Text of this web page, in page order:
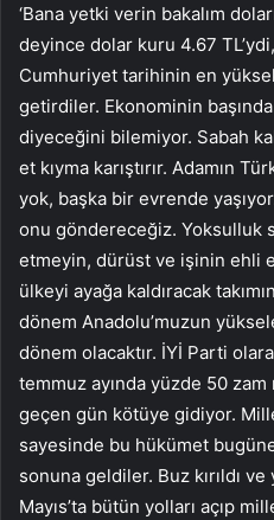
‘Bana yetki verin bakalım
deyince dolar kuru 4.67
Cumhuriyet tarihinin en yüksek
getirdiler. Ekonominin
diyeceğini bilemiyor. Sabah
et kıyma karıştırır. Adamın
yok, başka bir evrende
onu göndereceğiz. Yoksulluk
etmeyin, dürüst ve işinin ehli
ülkeyi ayağa kaldıracak
dönem Anadolu’muzun
dönem olacaktır. İYİ Parti
temmuz ayında yüzde 50
geçen gün kötüye gidiyor.
sayesinde bu hükümet
sonuna geldiler. Buz kırıldı ve
Mayıs’ta bütün yolları açıp